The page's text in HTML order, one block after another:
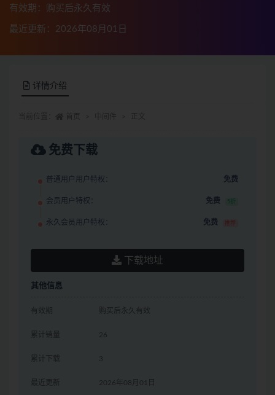
有效期：购买后永久有效
最近更新：2026年08月01日
详情介绍
免费下载
普通用户用户特权： 免费
会员用户特权： 免费 5折
永久会员用户特权： 免费 推荐
下载地址
其他信息
有效期 购买后永久有效
累计销量 26
累计下载 3
最近更新 2026年08月01日